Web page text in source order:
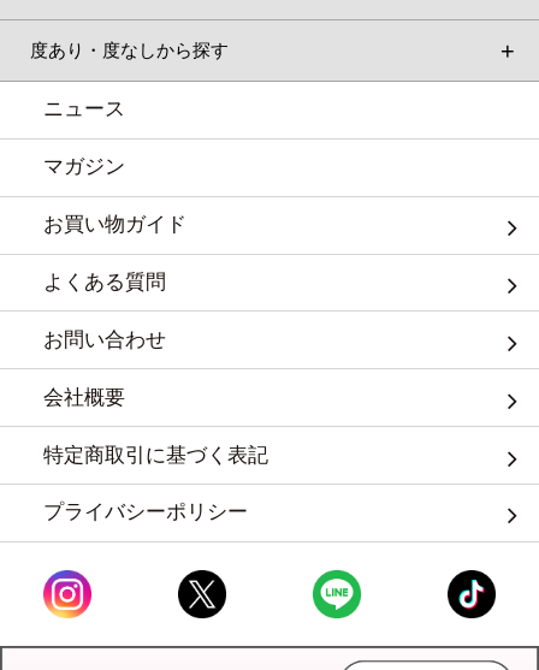
度あり・度なしから探す
ニュース
マガジン
お買い物ガイド
よくある質問
お問い合わせ
会社概要
特定商取引に基づく表記
プライバシーポリシー